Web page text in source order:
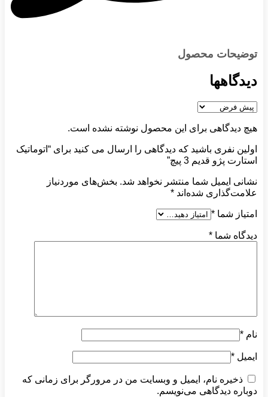
توضیحات محصول
دیدگاهها
هیچ دیدگاهی برای این محصول نوشته نشده است.
اولین نفری باشید که دیدگاهی را ارسال می کنید برای “اتوماتیک
استارت پژو قدیم 3 پیچ”
نشانی ایمیل شما منتشر نخواهد شد. بخش‌های موردنیاز
علامت‌گذاری شده‌اند *
امتیاز شما *
دیدگاه شما *
نام *
ایمیل *
ذخیره نام، ایمیل و وبسایت من در مرورگر برای زمانی که
دوباره دیدگاهی می‌نویسم.